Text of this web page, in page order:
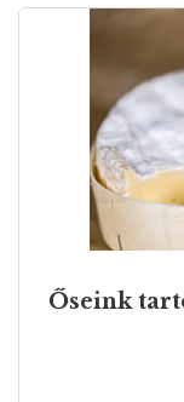
családi
említjük.
hajtóereje az
Őseink